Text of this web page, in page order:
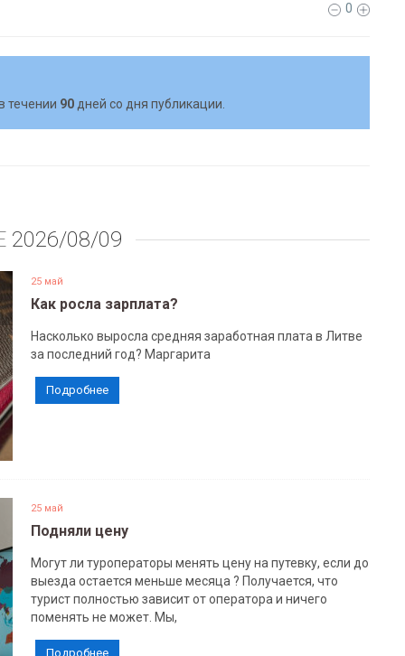
0
течении 90дней со дня публикации.
2026/08/09
25 май
Как росла зарплата?
Насколько выросла средняя заработная плата в Литве
за последний год? Маргарита
Подробнее
25 май
Подняли цену
Могут ли туроператоры менять цену на путевку, если до
выезда остается меньше месяца ? Получается, что
турист полностью зависит от оператора и ничего
поменять не может. Мы,
Подробнее